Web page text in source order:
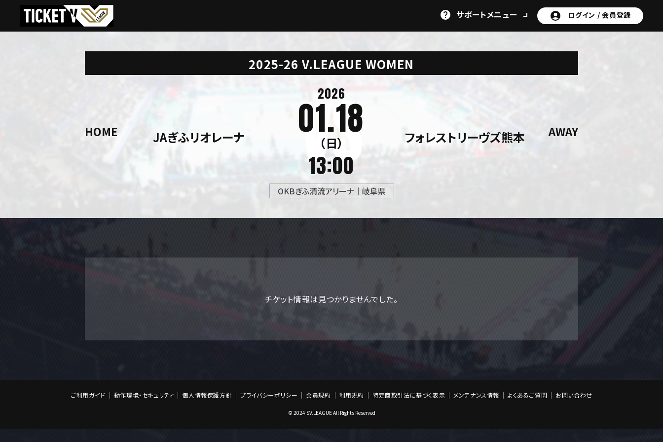
サポートメニュー ログイン /会員登録
2025-26 V.LEAGUE WOMEN
HOME JAぎふリオレーナ
2026
01.18
（日）
13:00
AWAY
フォレストリーヴズ熊本
OKBぎふ清流アリーナ｜岐阜県
チケット情報は見つかりませんでした。
ご利用ガイド 動作環境・セキュリティ 個人情報保護方針 プライバシーポリシー 会員規約 利用規約 特定商取引法に基づく表示 メンテナンス情報 よくあるご質問 お問い合わせ
© 2024 SV.LEAGUE All Rights Reserved